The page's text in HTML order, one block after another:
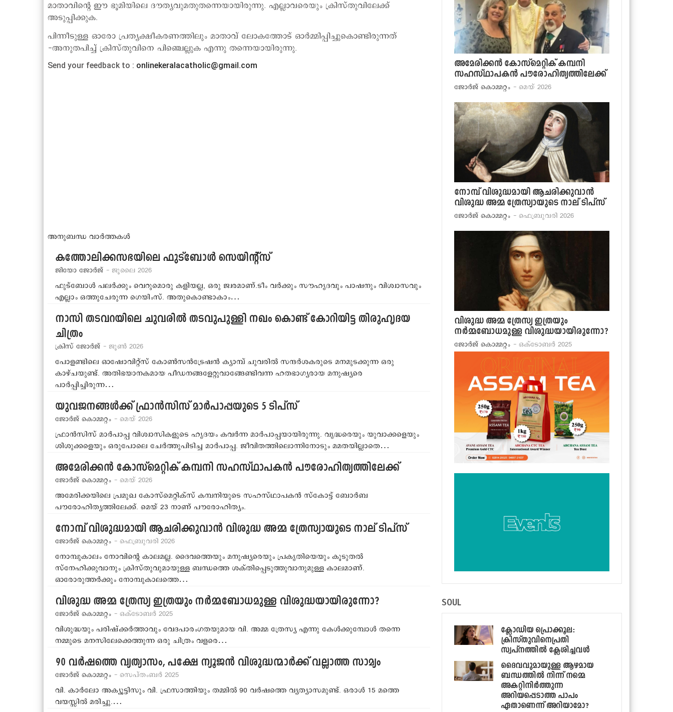
മാതാവിന്റെ ഈ ഭൂമിയിലെ ദൗത്യവുമതുതന്നെയായിരുന്നു. എല്ലാവരെയും ക്രിസ്തുവിലേക്ക്
അടുപ്പിക്കുക.
പിന്നീടുള്ള ഓരോ പ്രത്യക്ഷീകരണത്തിലും മാതാവ് ലോകത്തോട് ഓര്‍മ്മിപ്പിച്ചുകൊണ്ടിരുന്നത്
-അനുതപിച്ച് ക്രിസ്തുവിനെ പിഞ്ചെല്ലുക എന്നു തന്നെയായിരുന്നു.
Send your feedback to : onlinekeralacatholic@gmail.com
അനുബന്ധ വാർത്തകൾ
കത്തോലിക്കസഭയിലെ ഫുട്‌ബോള്‍ സെയിന്റ്‌സ്
ജിയോ ജോര്‍ജ് - ജൂലൈ 2026
ഫുട്‌ബോള്‍ പലര്‍ക്കും വെറുമൊരു കളിയല്ല, ഒരു ജ്വരമാണ്.ടീം വര്‍ക്കും സൗഹൃദവും പാഷനും വിശ്വാസവും
എല്ലാം ഒത്തുചേരുന്ന ഗെയിംസ്. അതുകൊണ്ടാകാം…
നാസി തടവറയിലെ ചുവരില്‍ തടവുപുള്ളി നഖം കൊണ്ട് കോറിയിട്ട തിരുഹൃദയ
ചിത്രം
ക്രിസ് ജോര്‍ജ് - ജൂണ്‍ 2026
പോളണ്ടിലെ ഓഷോവിറ്റ്‌സ് കോണ്‍സന്‍ട്രേഷന്‍ ക്യാമ്പ് ചുവരില്‍ സന്ദര്‍ശകരുടെ മനമുടക്കുന്ന ഒരു
കാഴ്ചയുണ്ട്. അതിഭയാനകമായ പീഡനങ്ങളേറ്റുവാങ്ങേണ്ടിവന്ന ഹതഭാഗ്യരായ മനുഷ്യരെ
പാര്‍പ്പിച്ചിരുന്ന…
യുവജനങ്ങള്‍ക്ക് ഫ്രാന്‍സിസ് മാര്‍പാപ്പയുടെ 5 ടിപ്‌സ്
ജോര്‍ജ് കൊമ്മറ്റം - മെയ് 2026
ഫ്രാന്‍സിസ് മാര്‍പാപ്പ വിശ്വാസികളുടെ ഹൃദയം കവര്‍ന്ന മാര്‍പാപ്പയായിരുന്നു. വൃദ്ധരെയും യുവാക്കളെയും
ശിശുക്കളെയും ഒരുപോലെ ചേര്‍ത്തുപിടിച്ച മാര്‍പാപ്പ. ജീവിതത്തിലൊന്നിനോടും മമതയില്ലാതെ…
അമേരിക്കന്‍ കോസ്‌മെറ്റിക് കമ്പനി സഹസ്ഥാപകന്‍ പൗരോഹിത്യത്തിലേക്ക്
ജോര്‍ജ് കൊമ്മറ്റം - മെയ് 2026
അമേരിക്കയിലെ പ്രമുഖ കോസ്‌മെറ്റിക്‌സ് കമ്പനിയുടെ സഹസ്ഥാപകന്‍ സ്‌കോട്ട് ബോര്‍ബ
പൗരോഹിത്യത്തിലേക്ക്. മെയ് 23 നാണ് പൗരോഹിത്യം.
നോമ്പ് വിശുദ്ധമായി ആചരിക്കുവാന്‍ വിശുദ്ധ അമ്മ ത്രേസ്യായുടെ നാല് ടിപ്‌സ്
ജോര്‍ജ് കൊമ്മറ്റം - ഫെബ്രുവരി 2026
നോമ്പുകാലം നോവിന്റെ കാലമല്ല. ദൈവത്തെയും മനുഷ്യരെയും പ്രകൃതിയെയും കൂടുതല്‍
സ്‌നേഹിക്കുവാനും ക്രിസ്തുവുമായുള്ള ബന്ധത്തെ ശക്തിപ്പെടുത്തുവാനുമുള്ള കാലമാണ്.
ഓരോരുത്തര്‍ക്കും നോമ്പുകാലത്തെ…
വിശുദ്ധ അമ്മ ത്രേസ്യ ഇത്രയും നര്‍മ്മബോധമുള്ള വിശുദ്ധയായിരുന്നോ?
ജോര്‍ജ് കൊമ്മറ്റം - ഒക്ടോബര്‍ 2025
വിശുദ്ധയും പരിഷ്ക്കര്‍ത്താവും വേദപാരംഗതയുമായ വി. അമ്മ ത്രേസ്യ എന്നു കേള്‍ക്കുമ്പോള്‍ തന്നെ
നമ്മുടെ മനസിലേക്കെത്തുന്ന ഒരു ചിത്രം വളരെ…
90 വര്‍ഷത്തെ വ്യത്യാസം, പക്ഷേ ന്യൂജന്‍ വിശുദ്ധന്മാര്‍ക്ക് വല്ലാത്ത സാമ്യം
ജോര്‍ജ് കൊമ്മറ്റം - സെപ്തംബര്‍ 2025
വി. കാര്‍ലോ അക്യൂട്ടിസും വി. ഫ്രസാത്തിയും തമ്മില്‍ 90 വര്‍ഷത്തെ വ്യത്യാസമുണ്ട്. ഒരാള്‍ 15 മത്തെ
വയസ്സില്‍ മരിച്ചു.…
അമേരിക്കന്‍ കോസ്‌മെറ്റിക് കമ്പനി
സഹസ്ഥാപകന്‍ പൗരോഹിത്യത്തിലേക്ക്
ജോര്‍ജ് കൊമ്മറ്റം - മെയ് 2026
നോമ്പ് വിശുദ്ധമായി ആചരിക്കുവാന്‍
വിശുദ്ധ അമ്മ ത്രേസ്യായുടെ നാല് ടിപ്‌സ്
ജോര്‍ജ് കൊമ്മറ്റം - ഫെബ്രുവരി 2026
വിശുദ്ധ അമ്മ ത്രേസ്യ ഇത്രയും
നര്‍മ്മബോധമുള്ള വിശുദ്ധയായിരുന്നോ?
ജോര്‍ജ് കൊമ്മറ്റം - ഒക്ടോബര്‍ 2025
SOUL
ക്ലോഡിയ പ്രൊക്കൂല:
ക്രിസ്തുവിനെപ്രതി
സ്വപ്‌നത്തില്‍ ക്ലേശിച്ചവള്‍
ദൈവവുമായുള്ള ആഴമായ
ബന്ധത്തില്‍ നിന്ന് നമ്മെ
അകറ്റിനിര്‍ത്തുന്ന
അറിയപ്പെടാത്ത പാപം
ഏതാണെന്ന് അറിയാമോ?